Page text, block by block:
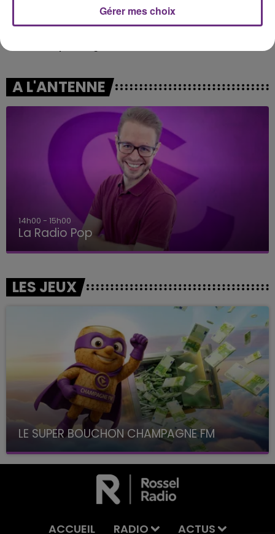
A L'ANTENNE
14h00 - 15h00
La Radio Pop
LES JEUX
LE SUPER BOUCHON CHAMPAGNE FM
avec La Famille Champagne FM, à 8H10
ACCUEIL RADIO ACTUS
Gérer mes choix